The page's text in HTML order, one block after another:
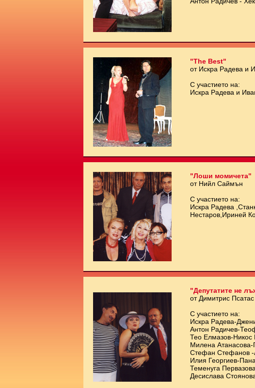
"The Best"
от Искра Радева и
С участието на:
Искра Радева и
"Лоши момичета"
от Нийл Саймън
С участието на:
Искра Радева
Нестаров,Ириней
"Депутатите не
от Димитрис Псатас
С участието на:
Искра Радева-
Антон Радичев-
Тео Елмазов-Никос
Милена
Стефан Стефанов -
Илия Георгиев-
Теменуга
Десислава